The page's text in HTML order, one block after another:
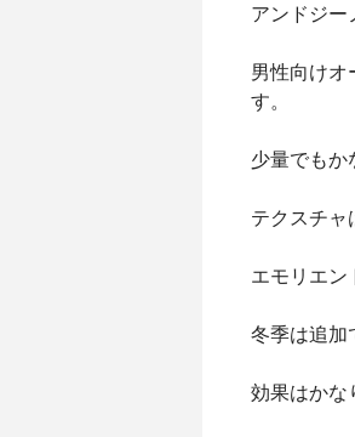
アンドジー
男性向けオ
す。
少量でもか
テクスチャ
エモリエン
冬季は追加
効果はかな